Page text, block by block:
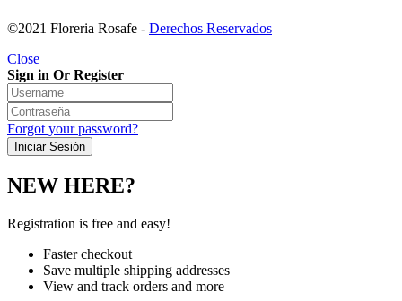
©2021 Floreria Rosafe - Derechos Reservados
Close
Sign in Or Register
Forgot your password?
NEW HERE?
Registration is free and easy!
Faster checkout
Save multiple shipping addresses
View and track orders and more